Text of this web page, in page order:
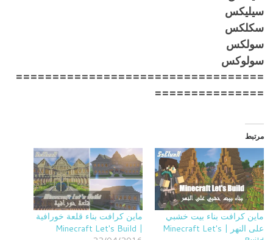
سيليكس
سكلكس
سولكس
سولوكس
==================================
===============
مرتبط
ماين كرافت بناء بيت خشبي
على النهر | Minecraft Let's
ماين كرافت بناء قلعة خورافية
| Minecraft Let's Build